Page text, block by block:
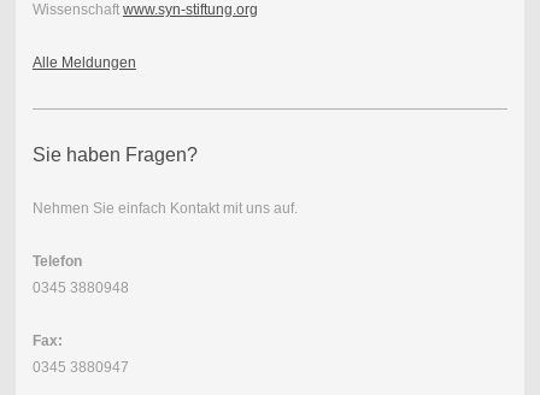
Wissenschaft www.syn-stiftung.org
Alle Meldungen
Sie haben Fragen?
Nehmen Sie einfach Kontakt mit uns auf.
Telefon
0345 3880948
Fax:
0345 3880947